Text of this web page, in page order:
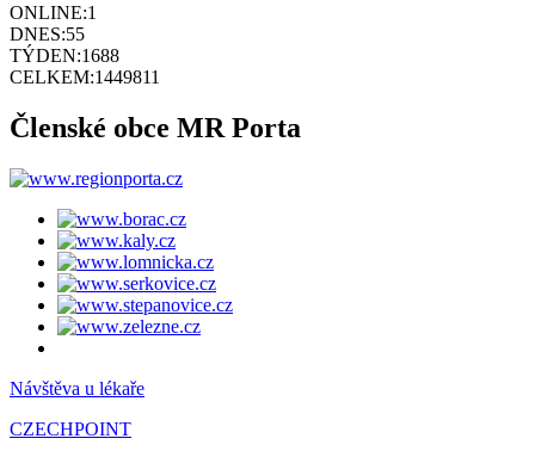
ONLINE:1
DNES:55
TÝDEN:1688
CELKEM:1449811
Členské obce MR Porta
Návštěva u lékaře
CZECHPOINT